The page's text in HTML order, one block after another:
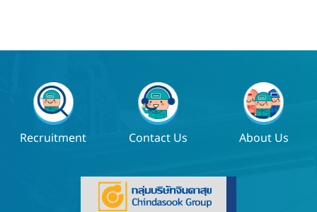
Recruitment Contact Us About Us